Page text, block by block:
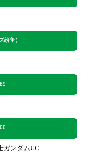
紛争）
ガンダムUC